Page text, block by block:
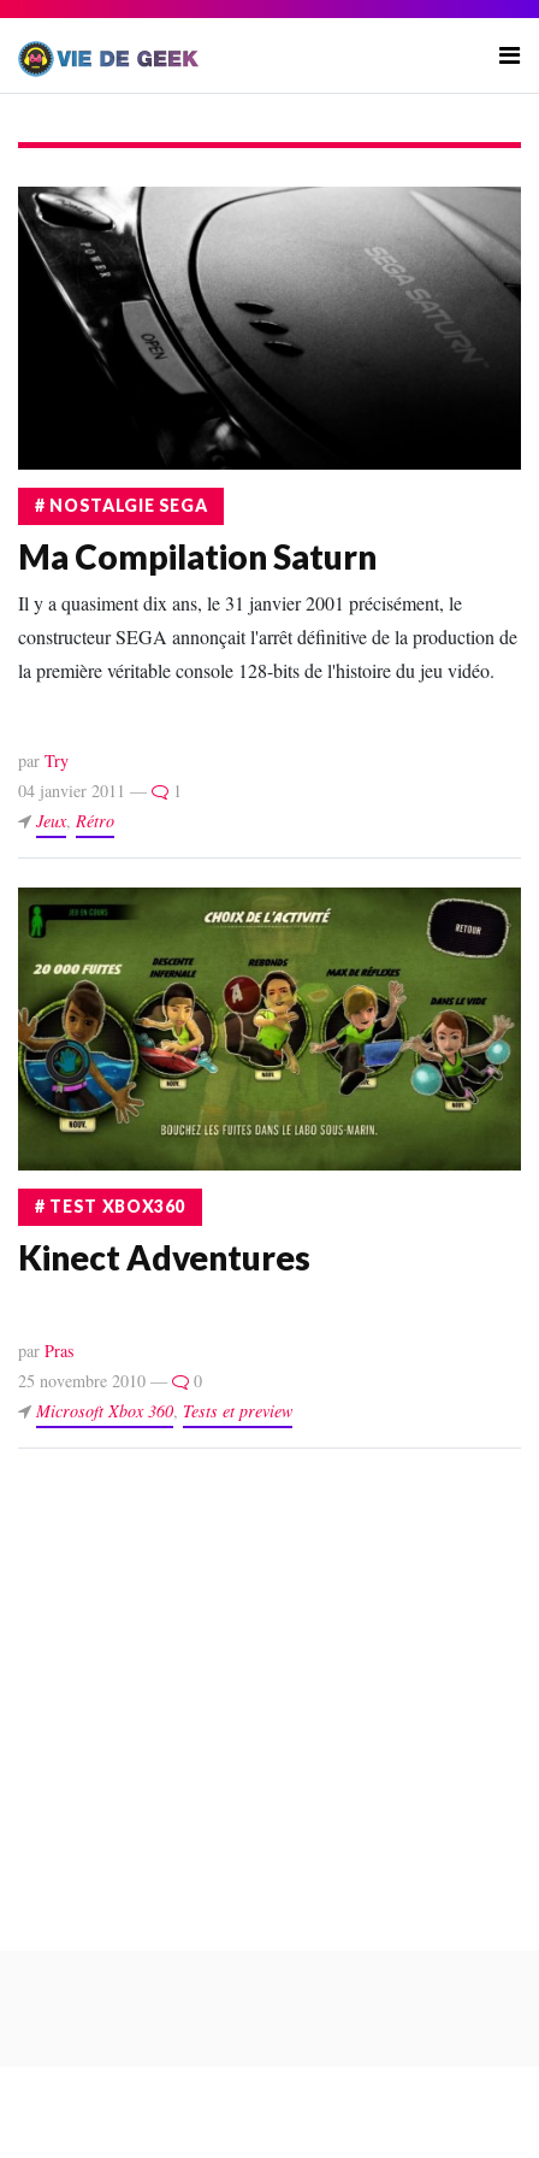
# NOSTALGIE SEGA
Ma Compilation Saturn
Il y a quasiment dix ans, le 31 janvier 2001 précisément, le
constructeur SEGA annonçait l'arrêt définitive de la production de
la première véritable console 128-bits de l'histoire du jeu vidéo.
par Try
04 janvier 2011 —
1
Jeux, Rétro
# TEST XBOX360
Kinect Adventures
par Pras
25 novembre 2010 —
0
Microsoft Xbox 360, Tests et preview